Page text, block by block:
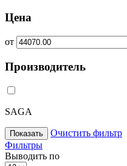
Цена
от
Производитель
SAGA
Показать
Очистить фильтр
Фильтры
Выводить по